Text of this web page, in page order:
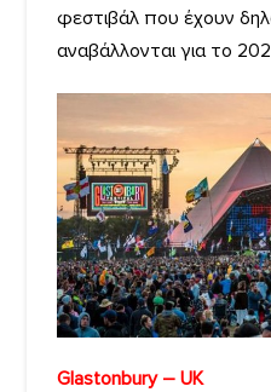
φεστιβάλ που έχουν
αναβάλλονται για το
Glastonbury – UK